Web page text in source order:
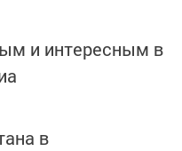
и интересным в
в